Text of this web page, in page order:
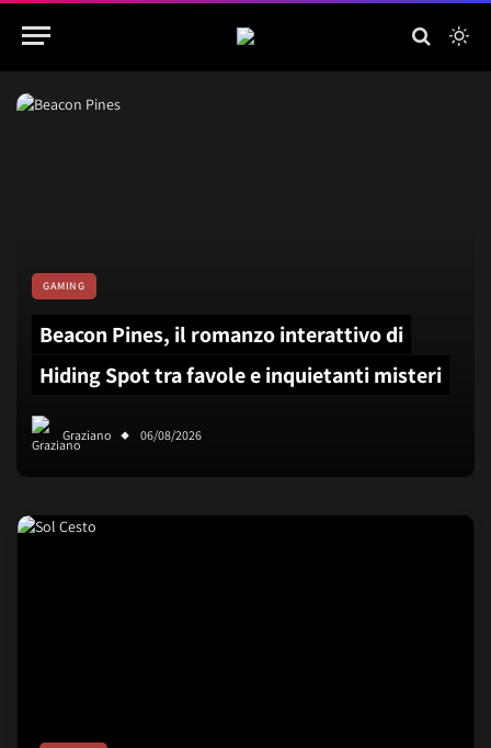
GAMING
Beacon Pines, il romanzo interattivo di
Hiding Spot tra favole e inquietanti misteri
Graziano 06/08/2026